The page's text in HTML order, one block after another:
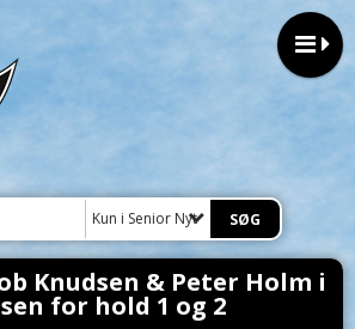
Kun i Senior Nyt
Knudsen & Peter Holm i
for hold 1 og 2